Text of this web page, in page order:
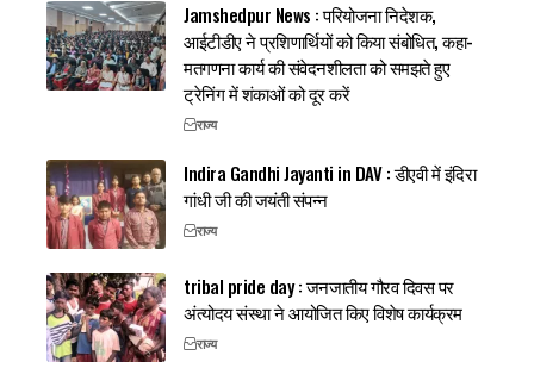
Jamshedpur News : परियोजना निदेशक,
आईटीडीए ने प्रशिणार्थियों को किया संबोधित, कहा-
मतगणना कार्य की संवेदनशीलता को समझते हुए
ट्रेनिंग में शंकाओं को दूर करें
राज्य
Indira Gandhi Jayanti in DAV : डीएवी में इंदिरा
गांधी जी की जयंती संपन्न
राज्य
tribal pride day : जनजातीय गौरव दिवस पर
अंत्योदय संस्था ने आयोजित किए विशेष कार्यक्रम
राज्य